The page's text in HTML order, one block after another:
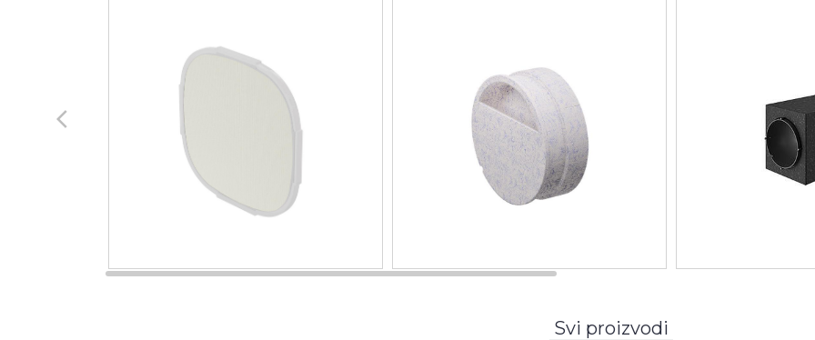
arrow_back_ios
Svi proizvodi